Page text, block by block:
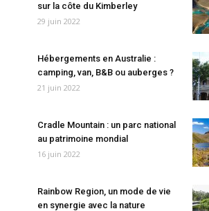
sur la côte du Kimberley
29 juin 2022
Hébergements en Australie :
camping, van, B&B ou auberges ?
21 juin 2022
Cradle Mountain : un parc national
au patrimoine mondial
16 juin 2022
Rainbow Region, un mode de vie
en synergie avec la nature